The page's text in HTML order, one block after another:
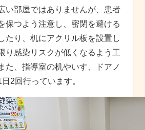
い部屋ではありませんが、患者
保つよう注意し、密閉を避ける
たり、机にアクリル板を設置し
り感染リスクが低くなるよう工
た、指導室の机やいす、ドアノ
2回行っています。